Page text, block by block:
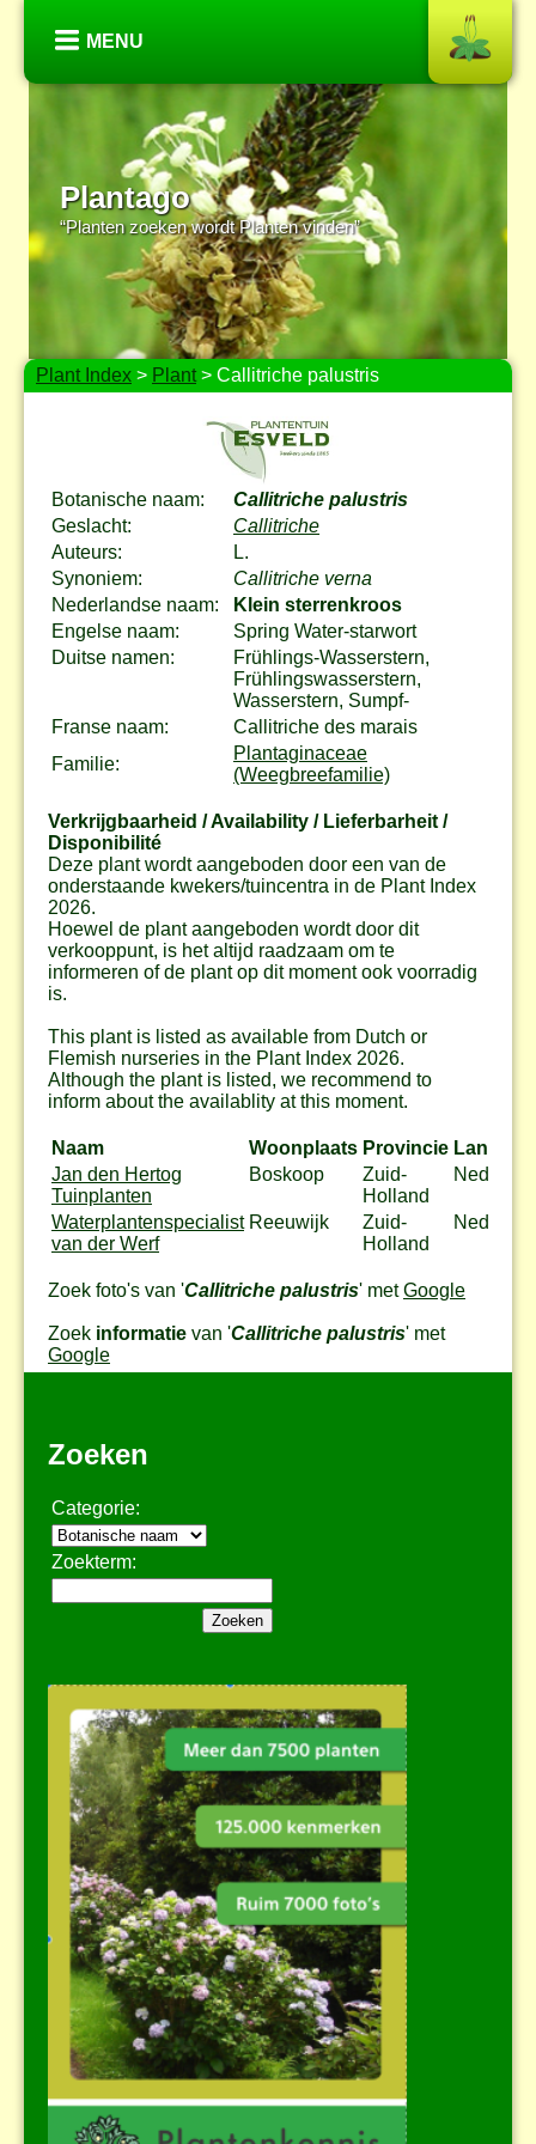
MENU
Plantago
“Planten zoeken wordt Planten vinden”
Plant Index > Plant> Callitriche palustris
Botanische naam:
Callitriche palustris
Geslacht:
Callitriche
Auteurs:
L.
Synoniem:
Callitriche verna
Nederlandse naam:
Klein sterrenkroos
Engelse naam:
Spring Water-starwort
Duitse namen:
Frühlings-Wasserstern,
Frühlingswasserstern,
Wasserstern, Sumpf-
Franse naam:
Callitriche des marais
Familie:
Plantaginaceae
(Weegbreefamilie)
Verkrijgbaarheid / Availability / Lieferbarheit /
Disponibilité
Deze plant wordt aangeboden door een van de
onderstaande kwekers/tuincentra in de Plant Index
2026.
Hoewel de plant aangeboden wordt door dit
verkooppunt, is het altijd raadzaam om te
informeren of de plant op dit moment ook voorradig
is.
This plant is listed as available from Dutch or
Flemish nurseries in the Plant Index 2026.
Although the plant is listed, we recommend to
inform about the availablity at this moment.
Naam Woonplaats Provincie Land
Jan den Hertog
Tuinplanten
Boskoop
Zuid-
Holland
Waterplantenspecialist
van der Werf
Reeuwijk
Zuid-
Holland
Zoek foto's van 'Callitriche palustris' metGoogle
Zoek informatie van 'Callitriche palustris' met
Google
Zoeken
Categorie:
Zoekterm: